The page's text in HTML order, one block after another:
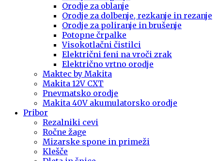
Orodje za oblanje
Orodje za dolbenje, rezkanje in rezanje
Orodje za poliranje in brušenje
Potopne črpalke
Visokotlačni čistilci
Električni feni na vroči zrak
Električno vrtno orodje
Maktec by Makita
Makita 12V CXT
Pnevmatsko orodje
Makita 40V akumulatorsko orodje
Pribor
Rezalniki cevi
Ročne žage
Mizarske spone in primeži
Klešče